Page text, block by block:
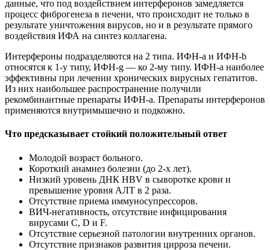
данные, что под воздействием интерферонов замедляется
процесс фиброгенеза в печени, что происходит не только в
результате уничтожения вирусов, но и в результате прямого
воздействия ИФА на синтез коллагена.
Интерфероны подразделяются на 2 типа. ИФН-a и ИФН-b
относятся к 1-у типу, ИФН-g — ко 2-му типу. ИФН-a наиболее
эффективны при лечении хронических вирусных гепатитов.
Из них наибольшее распространение получили
рекомбинантные препараты ИФН-a. Препараты интерферонов
применяются внутримышечно и подкожно.
Что предсказывает стойкий положительный ответ
Молодой возраст больного.
Короткий анамнез болезни (до 2-х лет).
Низкий уровень ДНК HBV в сыворотке крови и
превышение уровня АЛТ в 2 раза.
Отсутствие приема иммуносупрессоров.
ВИЧ-негативность, отсутствие инфицирования
вирусами С, D и F.
Отсутствие серьезной патологии внутренних органов.
Отсутствие признаков развития цирроза печени.